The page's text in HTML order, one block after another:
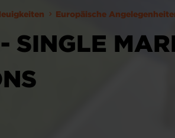
Europäische
SINGLE